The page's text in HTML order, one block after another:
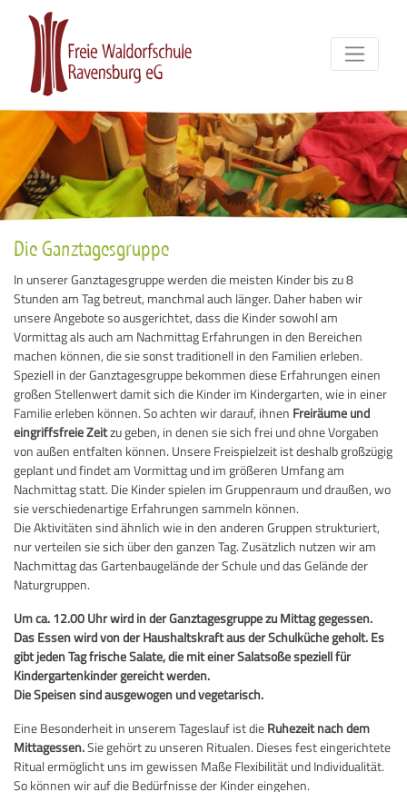
Die Ganztagesgruppe
In unserer Ganztagesgruppe werden die meisten Kinder bis zu 8
Stunden am Tag betreut, manchmal auch länger. Daher haben wir
unsere Angebote so ausgerichtet, dass die Kinder sowohl am
Vormittag als auch am Nachmittag Erfahrungen in den Bereichen
machen können, die sie sonst traditionell in den Familien erleben.
Speziell in der Ganztagesgruppe bekommen diese Erfahrungen einen
großen Stellenwert damit sich die Kinder im Kindergarten, wie in einer
Familie erleben können. So achten wir darauf, ihnen Freiräume und
eingriffsfreie Zeitzu geben, in denen sie sich frei und ohne Vorgaben
von außen entfalten können. Unsere Freispielzeit ist deshalb großzügig
geplant und findet am Vormittag und im größeren Umfang am
Nachmittag statt. Die Kinder spielen im Gruppenraum und draußen, wo
sie verschiedenartige Erfahrungen sammeln können.
Die Aktivitäten sind ähnlich wie in den anderen Gruppen strukturiert,
nur verteilen sie sich über den ganzen Tag. Zusätzlich nutzen wir am
Nachmittag das Gartenbaugelände der Schule und das Gelände der
Naturgruppen.
Um ca. 12.00 Uhr wird in der Ganztagesgruppe zu Mittag gegessen.
Das Essen wird von der Haushaltskraft aus der Schulküche geholt. Es
gibt jeden Tag frische Salate, die mit einer Salatsoße speziell für
Kindergartenkinder gereicht werden.
Die Speisen sind ausgewogen und vegetarisch.
Eine Besonderheit in unserem Tageslauf ist dieRuhezeit nach dem
Mittagessen.Sie gehört zu unseren Ritualen. Dieses fest eingerichtete
Ritual ermöglicht uns im gewissen Maße Flexibilität und Individualität.
So können wir auf die Bedürfnisse der Kinder eingehen.